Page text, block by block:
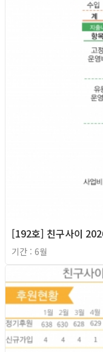
[192호] 친구사이
기간 : 6월